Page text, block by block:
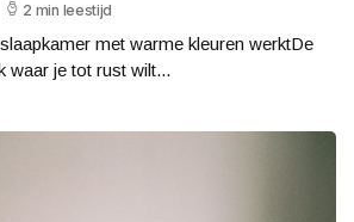
2 min leestijd
met warme kleuren werktDe
waar je tot rust wilt...